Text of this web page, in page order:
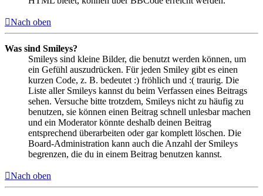
Nach oben
Was sind Smileys?
Smileys sind kleine Bilder, die benutzt werden können, um
ein Gefühl auszudrücken. Für jeden Smiley gibt es einen
kurzen Code, z. B. bedeutet :) fröhlich und :( traurig. Die
Liste aller Smileys kannst du beim Verfassen eines Beitrags
sehen. Versuche bitte trotzdem, Smileys nicht zu häufig zu
benutzen, sie können einen Beitrag schnell unlesbar machen
und ein Moderator könnte deshalb deinen Beitrag
entsprechend überarbeiten oder gar komplett löschen. Die
Board-Administration kann auch die Anzahl der Smileys
begrenzen, die du in einem Beitrag benutzen kannst.
Nach oben